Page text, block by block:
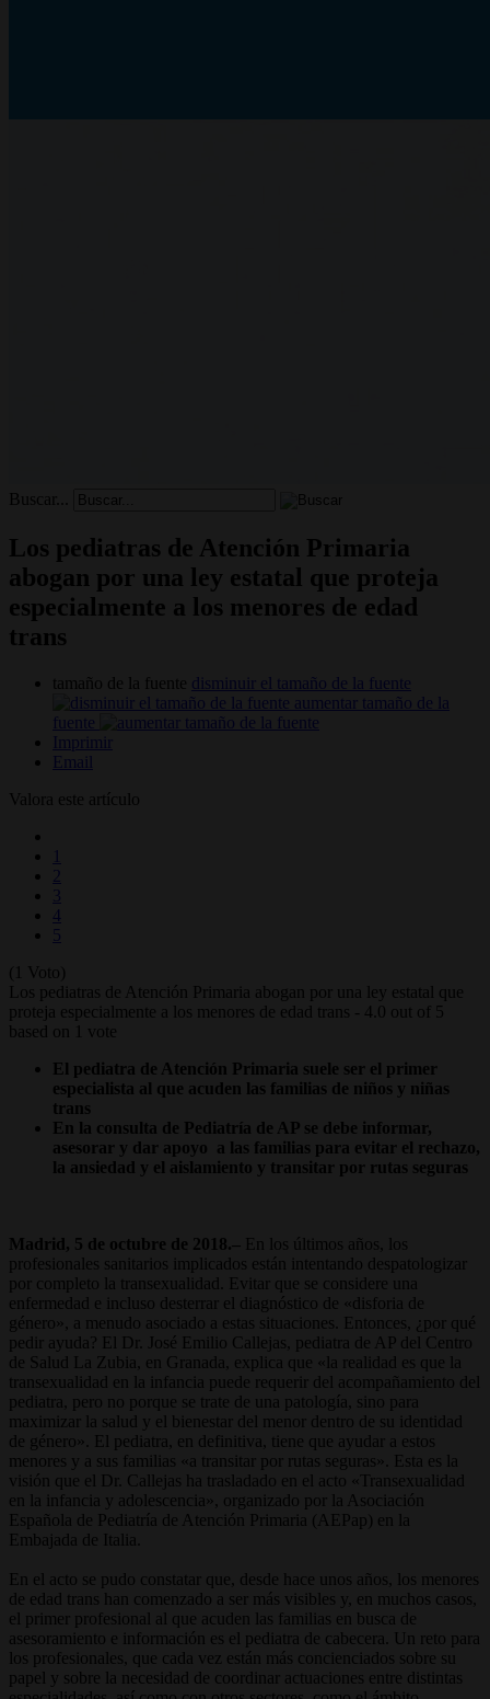
Buscar...
Los pediatras de Atención Primaria
abogan por una ley estatal que proteja
especialmente a los menores de edad
trans
tamaño de la fuente disminuir el tamaño de la fuente
aumentar tamaño de la
fuente
Imprimir
Email
Valora este artículo
1
2
3
4
5
(1 Voto)
Los pediatras de Atención Primaria abogan por una ley estatal que
proteja especialmente a los menores de edad trans - 4.0 out of 5
based on
1 vote
El pediatra de Atención Primaria suele ser el primer
especialista al que acuden las familias de niños y niñas
trans
En la consulta de Pediatría de AP se debe informar,
asesorar y dar apoyo a las familias para evitar el rechazo,
la ansiedad y el aislamiento y transitar por rutas seguras
Madrid, 5 de octubre de 2018.– En los últimos años, los
profesionales sanitarios implicados están intentando despatologizar
por completo la transexualidad. Evitar que se considere una
enfermedad e incluso desterrar el diagnóstico de «disforia de
género», a menudo asociado a estas situaciones. Entonces, ¿por qué
pedir ayuda? El Dr. José Emilio Callejas, pediatra de AP del Centro
de Salud La Zubia, en Granada, explica que «la realidad es que la
transexualidad en la infancia puede requerir del acompañamiento del
pediatra, pero no porque se trate de una patología, sino para
maximizar la salud y el bienestar del menor dentro de su identidad
de género». El pediatra, en definitiva, tiene que ayudar a estos
menores y a sus familias «a transitar por rutas seguras». Esta es la
visión que el Dr. Callejas ha trasladado en el acto «Transexualidad
en la infancia y adolescencia», organizado por la Asociación
Española de Pediatría de Atención Primaria (AEPap) en la
Embajada de Italia.
En el acto se pudo constatar que, desde hace unos años, los menores
de edad trans han comenzado a ser más visibles y, en muchos casos,
el primer profesional al que acuden las familias en busca de
asesoramiento e información es el pediatra de cabecera. Un reto para
los profesionales, que cada vez están más concienciados sobre su
papel y sobre la necesidad de coordinar actuaciones entre distintas